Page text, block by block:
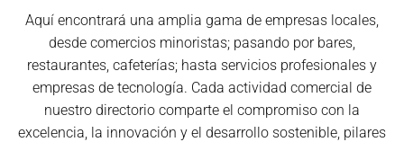
Aquí encontrará una amplia gama de empresas locales,
desde comercios minoristas; pasando por bares,
restaurantes, cafeterías; hasta servicios profesionales y
empresas de tecnología. Cada actividad comercial de
nuestro directorio comparte el compromiso con la
excelencia, la innovación y el desarrollo sostenible, pilares